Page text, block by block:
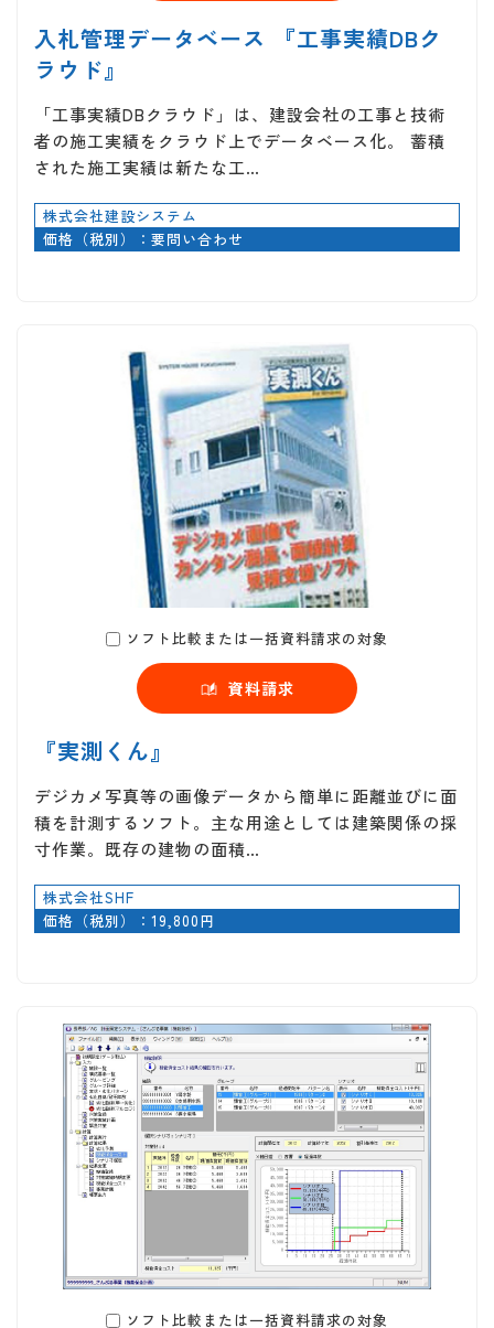
入札管理データベース 『工事実績DBク
ラウド』
「工事実績DBクラウド」は、建設会社の工事と技術
者の施工実績をクラウド上でデータベース化。 蓄積
された施工実績は新たな工…
株式会社建設システム
価格（税別）：要問い合わせ
ソフト比較または一括資料請求の対象
資料請求
『実測くん』
デジカメ写真等の画像データから簡単に距離並びに面
積を計測するソフト。主な用途としては建築関係の採
寸作業。既存の建物の面積…
株式会社SHF
価格（税別）：19,800円
ソフト比較または一括資料請求の対象